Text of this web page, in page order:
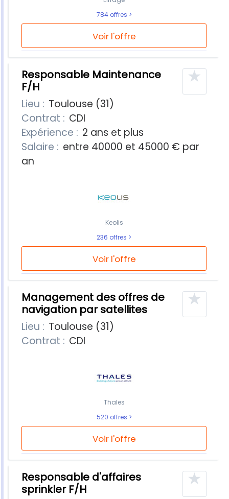
Voir l'offre
784 offres
Responsable Maintenance
F/H
★
Lieu : Toulouse (31)
Contrat : CDI
Expérience : 2 ans et plus
Salaire : entre 40000 et 45000 € par
an
Voir l'offre
Keolis
236 offres
Management des offres de
navigation par satellites
★
Lieu : Toulouse (31)
Contrat : CDI
Voir l'offre
Thales
520 offres
Responsable d'affaires
sprinkler F/H
★